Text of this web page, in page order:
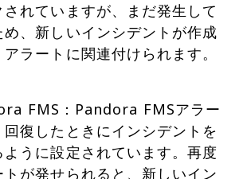
されていますが、まだ発生して
め、新しいインシデントが作成
アラートに関連付けられます。
FMS：Pandora FMSアラー
回復したときにインシデントを
ように設定されています。再度
トが発せられると、新しいイン